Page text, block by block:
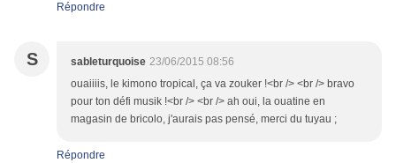
Répondre
S sableturquoise 23/06/2015 08:56
ouaiiiis, le kimono tropical, ça va zouker !<br /> <br /> bravo
pour ton défi musik !<br /> <br /> ah oui, la ouatine en
magasin de bricolo, j'aurais pas pensé, merci du tuyau ;
Répondre